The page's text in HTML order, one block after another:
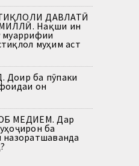
ДАВЛАТӢ
Нақши ин
муаррифии
муҳим аст
ба пӯпаки
он
МЕДИҲЕМ. Дар
ба
назоратшаванда